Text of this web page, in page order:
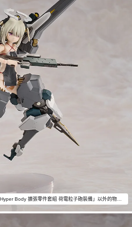
※圖片為使用範例。本商品不包含「Hyper Body 擴張零件套組 荷電粒子砲裝備」以外的物品。